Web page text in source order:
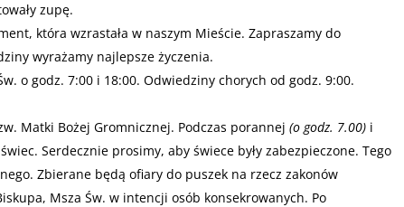
zupę.
która wzrastała w naszym Mieście. Zapraszamy do
wyrażamy najlepsze życzenia.
o godz. 7:00 i 18:00. Odwiedziny chorych od godz. 9:00.
Matki Bożej Gromnicznej. Podczas porannej (o godz. 7.00) i
Serdecznie prosimy, aby świece były zabezpieczone. Tego
Zbierane będą ofiary do puszek na rzecz zakonów
Msza Św. w intencji osób konsekrowanych. Po